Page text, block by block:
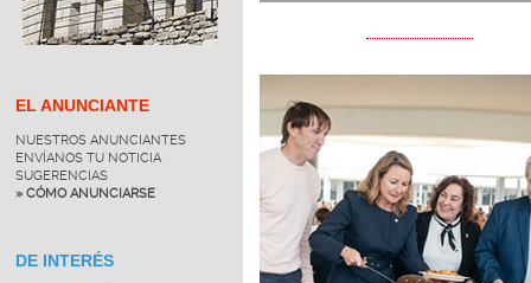
EL ANUNCIANTE
NUESTROS ANUNCIANTES
ENVÍANOS TU NOTICIA
SUGERENCIAS
» CÓMO ANUNCIARSE
DE INTERÉS